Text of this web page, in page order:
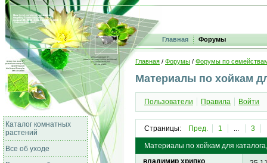
Главная Форумы
Каталог комнатных
растений
Все об уходе
Главная / Форумы / Форумы по
Материалы по хойкам
Пользователи Правила Войти
Страницы: Пред. 1 ... 3
Материалы по хойкам для
владимир хрипко